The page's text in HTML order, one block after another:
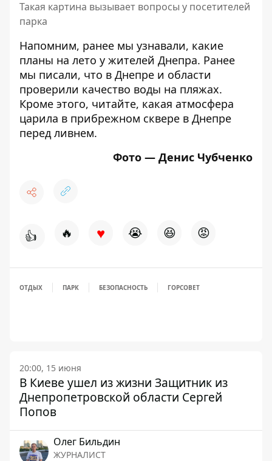
Такая картина вызывает вопросы у посетителей
парка
Напомним, ранее мы узнавали, какие
планы на лето у жителей Днепра. Ранее
мы писали, что в Днепре и области
проверили качество воды на пляжах.
Кроме этого, читайте, какая атмосфера
царила в прибрежном сквере в Днепре
перед ливнем.
Фото — Денис Чубченко
👍 🔥 ♥ 😭 😆 😡
ОТДЫХ ПАРК БЕЗОПАСНОСТЬ ГОРСОВЕТ
20:00, 15 июня
В Киеве ушел из жизни Защитник из
Днепропетровской области Сергей
Попов
Олег Бильдин
ЖУРНАЛИСТ